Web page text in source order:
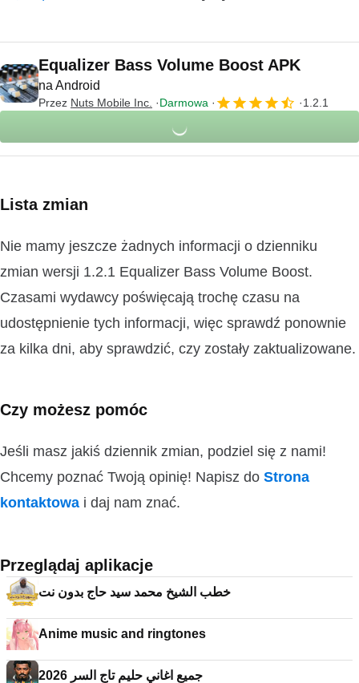
Equalizer Bass Volume Boost APK
na Android
Przez Nuts Mobile Inc. Darmowa 1.2.1
Lista zmian
Nie mamy jeszcze żadnych informacji o dzienniku
zmian wersji 1.2.1 Equalizer Bass Volume Boost.
Czasami wydawcy poświęcają trochę czasu na
udostępnienie tych informacji, więc sprawdź ponownie
za kilka dni, aby sprawdzić, czy zostały zaktualizowane.
Czy możesz pomóc
Jeśli masz jakiś dziennik zmian, podziel się z nami!
Chcemy poznać Twoją opinię! Napisz do Strona
kontaktowa i daj nam znać.
Przeglądaj aplikacje
خطب الشيخ محمد سيد حاج بدون نت
Anime music and ringtones
جميع اغاني حليم تاج السر 2026